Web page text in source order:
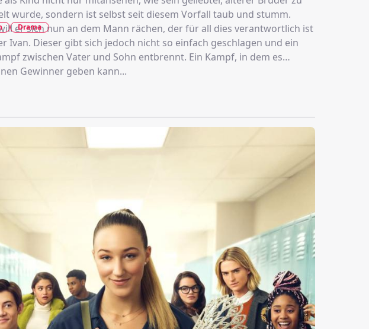
wurde, sondern ist selbst seit diesem Vorfall taub und stumm.
er sich nun an dem Mann rächen, der für all dies verantwortlich ist
Ivan. Dieser gibt sich jedoch nicht so einfach geschlagen und ein
zwischen Vater und Sohn entbrennt. Ein Kampf, in dem es
Gewinner geben kann...
Drama